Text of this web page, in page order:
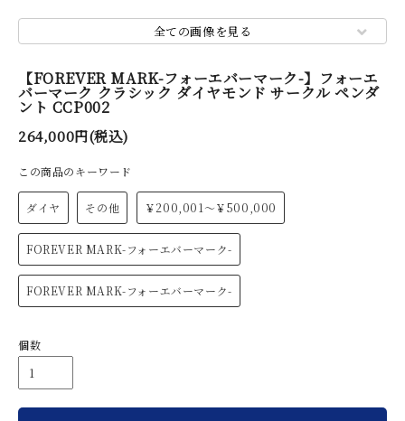
全ての画像を見る
【FOREVER MARK-フォーエバーマーク-】フォーエ
バーマーク クラシック ダイヤモンド サークル ペンダ
ント CCP002
264,000円(税込)
この商品のキーワード
ダイヤ その他 ￥200,001～￥500,000
FOREVER MARK-フォーエバーマーク-
FOREVER MARK-フォーエバーマーク-
個数